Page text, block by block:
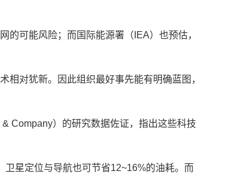
的可能风险；而国际能源署（IEA）也预估，
相对犹新。因此组织最好事先能有明确蓝图，
Company）的研究数据佐证，指出这些科技
星定位与导航也可节省12~16%的油耗。而